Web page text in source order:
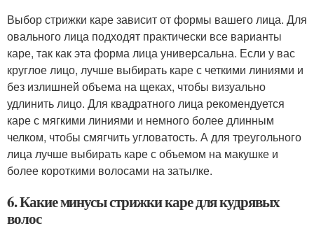
Выбор стрижки каре зависит от формы вашего лица. Для
овального лица подходят практически все варианты
каре, так как эта форма лица универсальна. Если у вас
круглое лицо, лучше выбирать каре с четкими линиями и
без излишней объема на щеках, чтобы визуально
удлинить лицо. Для квадратного лица рекомендуется
каре с мягкими линиями и немного более длинным
челком, чтобы смягчить угловатость. А для треугольного
лица лучше выбирать каре с объемом на макушке и
более короткими волосами на затылке.
6. Какие минусы стрижки каре для кудрявых
волос